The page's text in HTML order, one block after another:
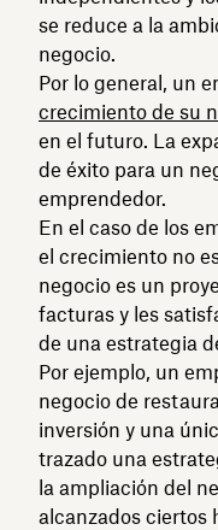
se reduce a la
negocio.
Por lo general, un
crecimiento de su
en el futuro. La
de éxito para un
emprendedor.
En el caso de los
el crecimiento no
negocio es un
facturas y les
de una estrategia
Por ejemplo, un
negocio de
inversión y una
trazado una
la ampliación del
alcanzados ciertos